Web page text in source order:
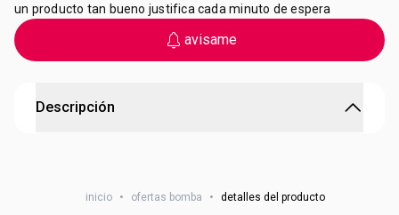
un producto tan bueno justifica cada minuto de espera
avisame
Descripción
TU BEBIDA FAVORITA TODO EL VERANO! Contienen
inicio • ofertas bomba • detalles del producto